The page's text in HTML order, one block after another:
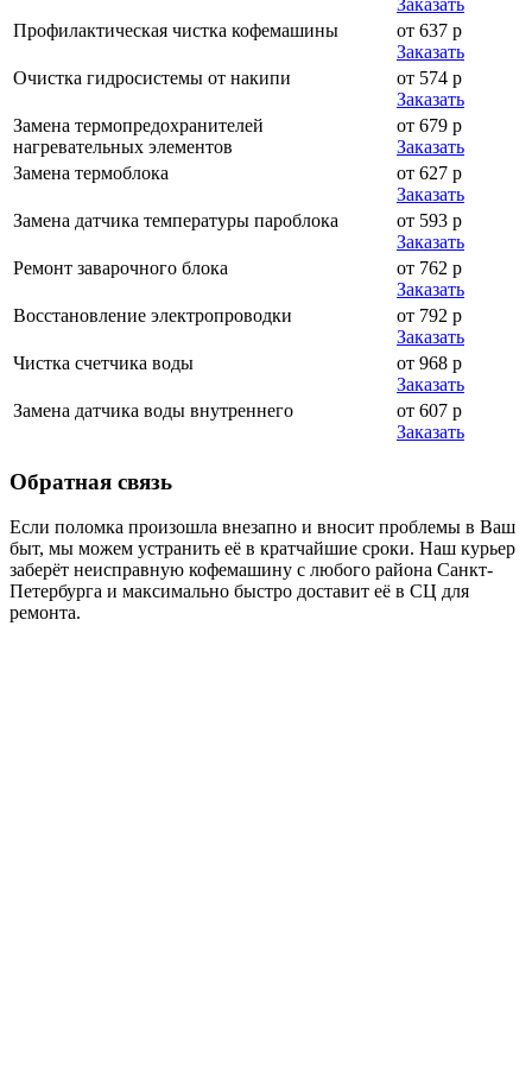
Заказать
Профилактическая чистка кофемашины
от 637 р
Заказать
Очистка гидросистемы от накипи
от 574 р
Заказать
Замена термопредохранителей
нагревательных элементов
от 679 р
Заказать
Замена термоблока
от 627 р
Заказать
Замена датчика температуры пароблока
от 593 р
Заказать
Ремонт заварочного блока
от 762 р
Заказать
Восстановление электропроводки
от 792 р
Заказать
Чистка счетчика воды
от 968 р
Заказать
Замена датчика воды внутреннего
от 607 р
Заказать
Обратная связь
Если поломка произошла внезапно и вносит проблемы в Ваш
быт, мы можем устранить её в кратчайшие сроки. Наш курьер
заберёт неисправную кофемашину с любого района Санкт-
Петербурга и максимально быстро доставит её в СЦ для
ремонта.